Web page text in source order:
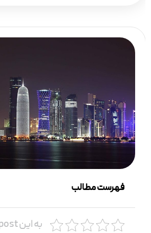
فهرست مطالب
به این post امتیاز دهید